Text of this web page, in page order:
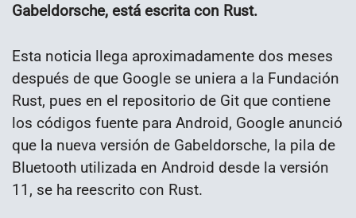
Gabeldorsche, está escrita con Rust.
Esta noticia llega aproximadamente dos meses
después de que Google se uniera a la Fundación
Rust, pues en el repositorio de Git que contiene
los códigos fuente para Android, Google anunció
que la nueva versión de Gabeldorsche, la pila de
Bluetooth utilizada en Android desde la versión
11, se ha reescrito con Rust.